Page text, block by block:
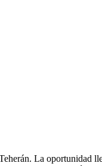
La oportunidad